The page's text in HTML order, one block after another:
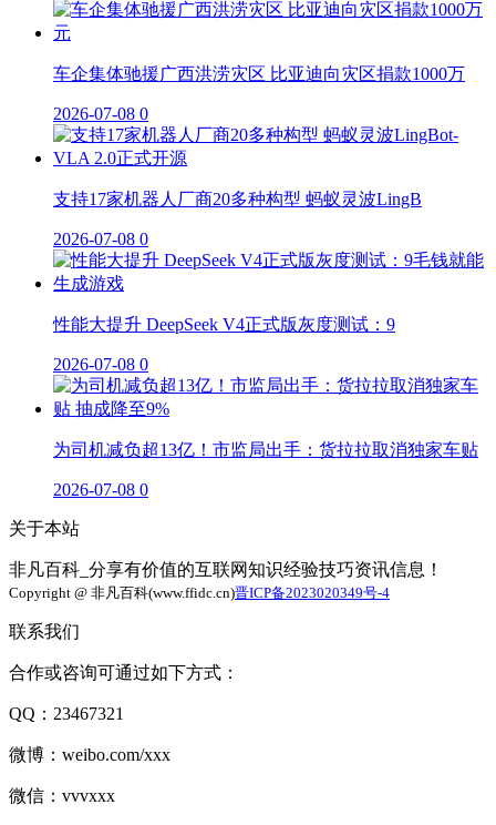
车企集体驰援广西洪涝灾区 比亚迪向灾区捐款1000万
2026-07-08 0
支持17家机器人厂商20多种构型 蚂蚁灵波LingB
2026-07-08 0
性能大提升 DeepSeek V4正式版灰度测试：9
2026-07-08 0
为司机减负超13亿！市监局出手：货拉拉取消独家车贴
2026-07-08 0
关于本站
非凡百科_分享有价值的互联网知识经验技巧资讯信息！
Copyright @ 非凡百科(www.ffidc.cn)晋ICP备2023020349号-4
联系我们
合作或咨询可通过如下方式：
QQ：23467321
微博：weibo.com/xxx
微信：vvvxxx